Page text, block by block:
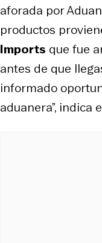
aforada por
productos
Imports que fue
antes de que
informado
aduanera”, indica